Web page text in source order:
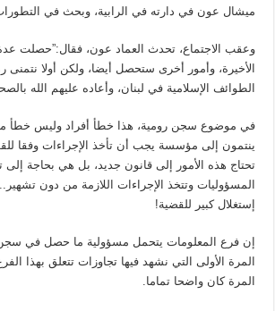
ميشال عون في دارته في الرابية، وبحث في
وعقب الاجتماع، تحدث العماد عون، فقال:”حصلت عدة
الأخيرة، وأمور أخرى ستحصل أيضا، ولكن أولا نتمنى
الطوائف الإسلامية في لبنان، وأعاده عليهم الله
في موضوع سجن رومية، هذا خطأ أفراد وليس خطأ
ينتمون إلى مؤسسة يجب أن تأخذ الإجراءات وفقا
تحتاج هذه الأمور إلى قانون جديد، بل هي بحاجة
المسؤوليات وتتخذ الإجراءات اللازمة من دون
إستغلال كبير للقضية!
إن فرع المعلومات يتحمل مسؤولية ما حصل في
المرة الأولى التي نشهد فيها تجاوزات تتعلق بهذا
المرة كان واضحا تماما.